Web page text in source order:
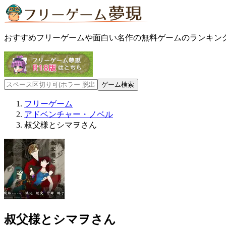
おすすめフリーゲームや面白い名作の無料ゲームのランキン
フリーゲーム
アドベンチャー・ノベル
叔父様とシマヲさん
叔父様とシマヲさん